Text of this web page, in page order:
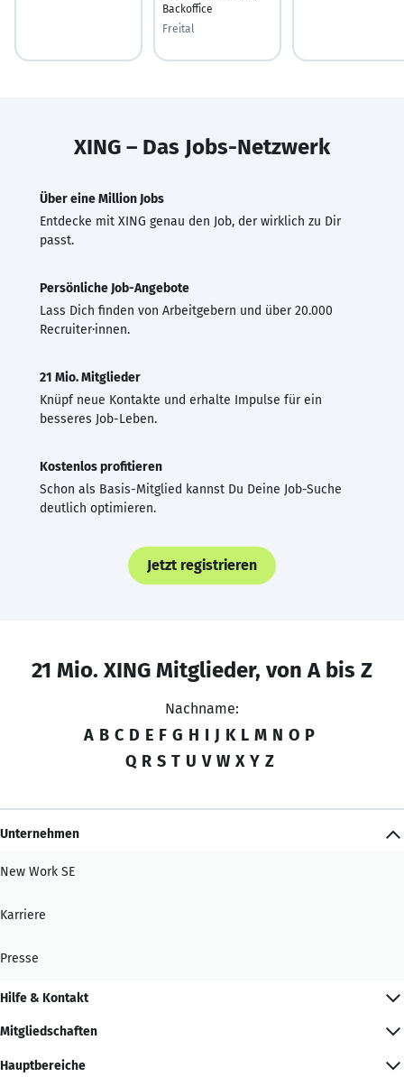
Backoffice
Freital
XING – Das Jobs-Netzwerk
Über eine Million Jobs
Entdecke mit XING genau den Job, der wirklich zu Dir
passt.
Persönliche Job-Angebote
Lass Dich finden von Arbeitgebern und über 20.000
Recruiter·innen.
21 Mio. Mitglieder
Knüpf neue Kontakte und erhalte Impulse für ein
besseres Job-Leben.
Kostenlos profitieren
Schon als Basis-Mitglied kannst Du Deine Job-Suche
deutlich optimieren.
Jetzt registrieren
21 Mio. XING Mitglieder, von A bis Z
Nachname:
A B C D E F G H I J K L M N O P
Q R S T U V W X Y Z
Unternehmen
New Work SE
Karriere
Presse
Hilfe & Kontakt
Mitgliedschaften
Hauptbereiche